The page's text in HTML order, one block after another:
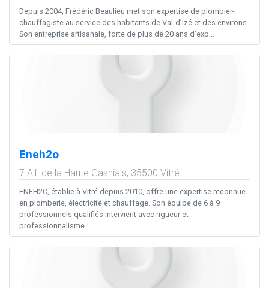
Depuis 2004, Frédéric Beaulieu met son expertise de plombier-
chauffagiste au service des habitants de Val-d’Izé et des environs.
Son entreprise artisanale, forte de plus de 20 ans d’exp...
Eneh2o
7 All. de la Haute Gasniais, 35500 Vitré
ENEH2O, établie à Vitré depuis 2010, offre une expertise reconnue
en plomberie, électricité et chauffage. Son équipe de 6 à 9
professionnels qualifiés intervient avec rigueur et
professionnalisme. ...